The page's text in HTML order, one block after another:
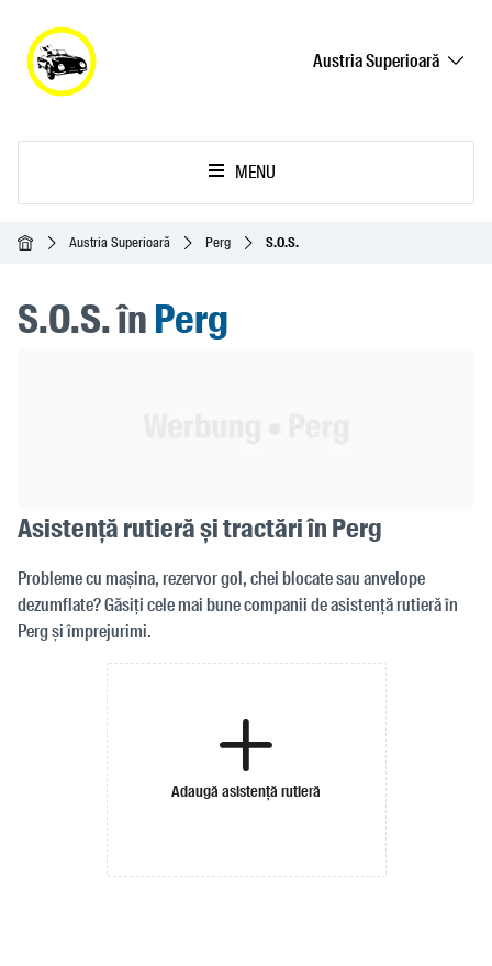
Austria Superioară
MENU
Acasă Austria Superioară Perg S.O.S.
S.O.S. înPerg
Asistență rutieră și tractări în Perg
Probleme cu mașina, rezervor gol, chei blocate sau anvelope
dezumflate? Găsiți cele mai bune companii de asistență rutieră în
Perg și împrejurimi.
Adaugă asistență rutieră